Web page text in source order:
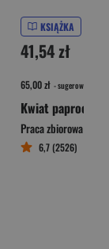
KSIĄŻKA
41,54 zł
65,00 zł - sugerowana
Praca zbiorowa
6,7 (2526)